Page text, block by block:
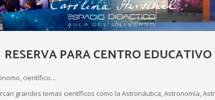
RESERVA PARA CENTRO EDUCATIVO
científico…
grandes temas científicos como la Astronáutica, Astronomía,